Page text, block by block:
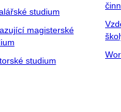
studium
magisterské
studium